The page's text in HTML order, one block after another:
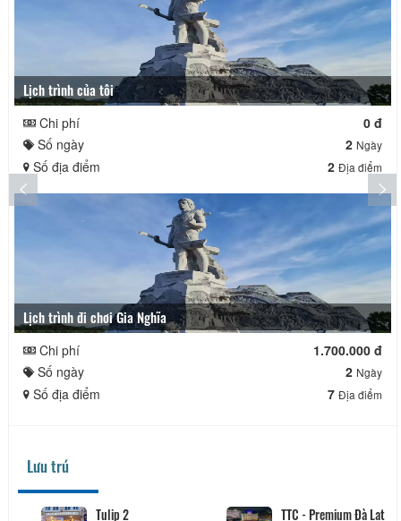
Lịch trình của tôi
Chi phí
0 đ
Số ngày
2 Ngày
Số địa điểm 2 Địa điểm
Lịch trình đi chơi Gia Nghĩa
Chi phí
1.700.000 đ
Số ngày
2 Ngày
Số địa điểm 7 Địa điểm
Lưu trú
Nice Dream Khách sạn Nice Dream